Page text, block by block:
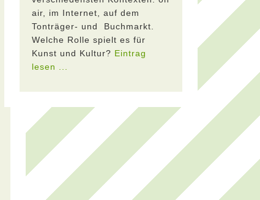
air, im Internet, auf dem
Tonträger- und Buchmarkt.
Welche Rolle spielt es für
Kunst und Kultur? Eintrag
lesen ...